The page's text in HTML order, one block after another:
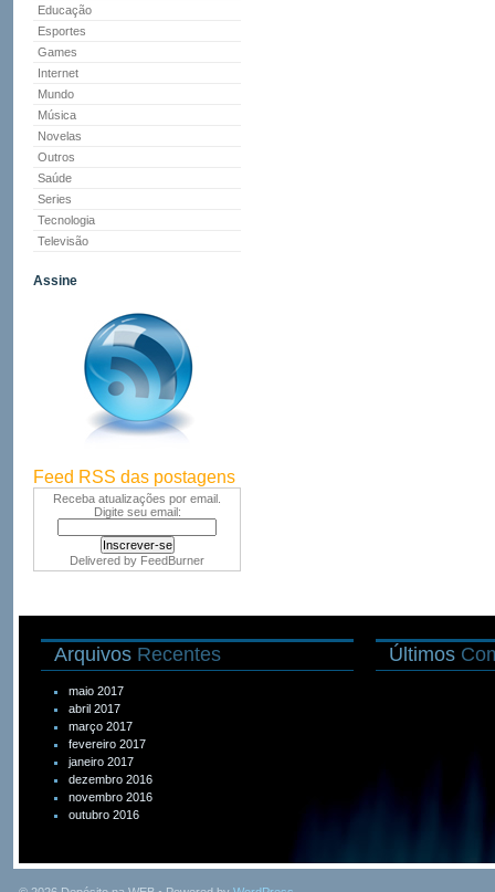
Educação
Esportes
Games
Internet
Mundo
Música
Novelas
Outros
Saúde
Series
Tecnologia
Televisão
Assine
Feed RSS das postagens
Receba atualizações por email.
Digite seu email:
Delivered by FeedBurner
Arquivos Recentes
maio 2017
abril 2017
março 2017
fevereiro 2017
janeiro 2017
dezembro 2016
novembro 2016
outubro 2016
Últimos